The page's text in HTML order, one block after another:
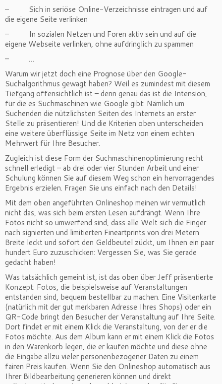
– Sich in seriöse Online-Verzeichnisse eintragen und auf
die eigene Seite verlinken
– In sozialen Netzen und Foren aktiv sein und auf die
eigene Webseite verlinken, ohne aufdringlich zu spammen
– …
Warum wir jetzt doch eine Prognose über den Google-
Suchalgorithmus gewagt haben? Weil es zumindest mit diesem
Tiefgang offensichtlich ist – denn genau das ist die Intension,
für die es Suchmaschinen wie Google gibt: Nämlich um
Suchenden die nützlichsten Seiten des Internets an erster
Stelle zu präsentieren! Und die Kriterien oben unterscheiden
eine weitere überflüssige Seite im Netz von einem echten
Mehrwert für Ihre Besucher.
Zugleich ist diese Form der Suchmaschinenoptimierung recht
schnell erledigt – ab drei oder vier Stunden Arbeit und einer
Schulung können Sie auf diesem Weg schon ein hervorragendes
Ergebnis erzielen. Fragen Sie uns einfach nach den Details!
Mit dem oben angeführten Onlineshop meinen wir vermutlich
nicht das, was sich beim ersten Lesen aufdrängt. Wenn Ihre
Fotos nicht so umwerfend sind, dass alle Welt sich die Finger
nach signierten und limitierten Fineartprints von drei Metern
Breite leckt und sofort den Geldbeutel zückt, um Ihnen ein paar
hundert Euro zuzuschicken: Vergessen Sie, was Sie gerade
gedacht haben!
Was tatsächlich gemeint ist, ist das oben über Jeff präsentierte
Konzept: Fotos, die beispielsweise auf Veranstaltungen
entstanden sind, bequem bestellbar zu machen. Eine Visitenkarte
(natürlich mit der gut merkbaren Adresse Ihres Shops) oder ein
QR-Code bringt den Besucher der Veranstaltung auf Ihre Seite.
Dort findet er mit einem Klick die Veranstaltung, von der er die
Fotos möchte. Aus dem Album kann er mit einem Klick die Fotos
in den Warenkorb legen, die er kaufen möchte und diese ohne
die Eingabe allzu vieler personenbezogener Daten zu einem
fairen Preis kaufen. Wenn Sie den Onlineshop automatisch aus
Ihrer Bildbearbeitung generieren können und direkt